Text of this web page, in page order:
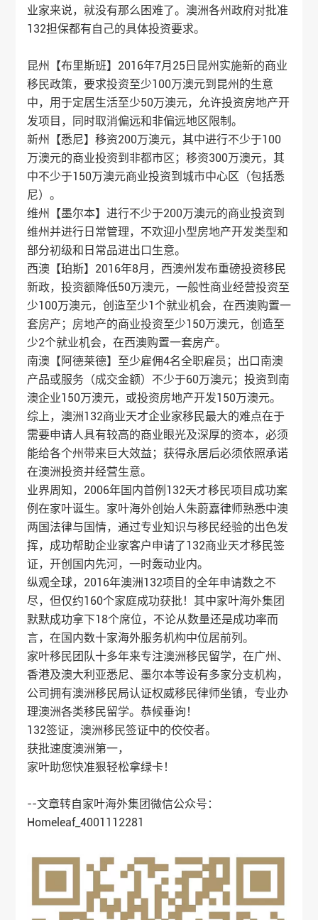
业家来说，就没有那么困难了。澳洲各州政府对批准
132担保都有自己的具体投资要求。
昆州【布里斯班】2016年7月25日昆州实施新的商业
移民政策，要求投资至少100万澳元到昆州的生意
中，用于定居生活至少50万澳元，允许投资房地产开
发项目，同时取消偏远和非偏远地区限制。
新州【悉尼】移资200万澳元，其中进行不少于100
万澳元的商业投资到非都市区；移资300万澳元，其
中不少于150万澳元商业投资到城市中心区（包括悉
尼）。
维州【墨尔本】进行不少于200万澳元的商业投资到
维州并进行日常管理，不欢迎小型房地产开发类型和
部分初级和日常品进出口生意。
西澳【珀斯】2016年8月，西澳州发布重磅投资移民
新政，投资额降低50万澳元，一般性商业经营投资至
少100万澳元，创造至少1个就业机会，在西澳购置一
套房产；房地产的商业投资至少150万澳元，创造至
少2个就业机会，在西澳购置一套房产。
南澳【阿德莱德】至少雇佣4名全职雇员；出口南澳
产品或服务（成交金额）不少于60万澳元；投资到南
澳企业150万澳元，或投资房地产开发150万澳元。
综上，澳洲132商业天才企业家移民最大的难点在于
需要申请人具有较高的商业眼光及深厚的资本，必须
能给各个州带来巨大效益；获得永居后必须依照承诺
在澳洲投资并经营生意。
业界周知，2006年国内首例132天才移民项目 成功案
例 在家叶诞生。 家叶海外创始人朱蔚嘉律师熟悉中澳
两国法律与国情，通过专业知识与移民经验的出色发
挥，成功帮助企业家客户申请了132商业天才移民签
证，开创国内先河，一时轰动业内。
纵观全球，2016年澳洲132项目的全年申请数之不
尽，但仅约160个家庭成功获批！其中家叶海外集团
默默成功拿下18个席位，不论从数量还是成功率而
言，在国内数十家海外服务机构中位居前列。
家叶移民团队十多年来专注澳洲移民留学，在广州、
香港及澳大利亚悉尼、墨尔本等设有多家分支机构，
公司拥有澳洲移民局认证权威移民律师坐镇，专业办
理澳洲各类移民留学。恭候垂询！
132签证， 澳洲移民签证中的佼佼者。
获批速度澳洲第一，
家叶助您快准狠轻松拿绿卡！
--文章转自家叶海外集团微信公众号：
Homeleaf_4001112281